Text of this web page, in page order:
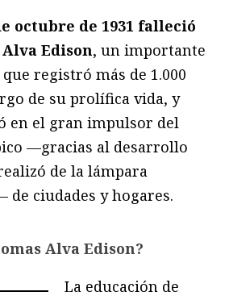
octubre de 1931 falleció
Edison, un importante
registró más de 1.000
de su prolífica vida, y
en el gran impulsor del
—gracias al desarrollo
de la lámpara
de ciudades y hogares.
Alva Edison?
La educación de